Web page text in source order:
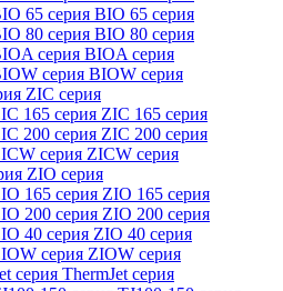
BIO 65 серия
BIO 80 серия
BIOA серия
BIOW серия
ZIC серия
ZIC 165 серия
ZIC 200 серия
ZICW серия
ZIO серия
ZIO 165 серия
ZIO 200 серия
ZIO 40 серия
ZIOW серия
ThermJet серия